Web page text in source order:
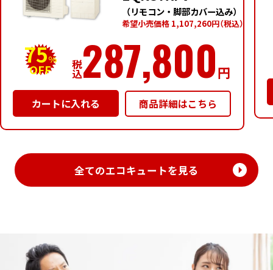
（リモコン・脚部カバー込み）
希望⼩売価格 1,107,260円（税込）
75%
OFF 税
込287,800円
商品詳細はこちら
全てのエコキュートを見る